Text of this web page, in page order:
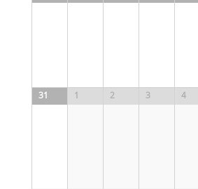
31 1 2 3 4